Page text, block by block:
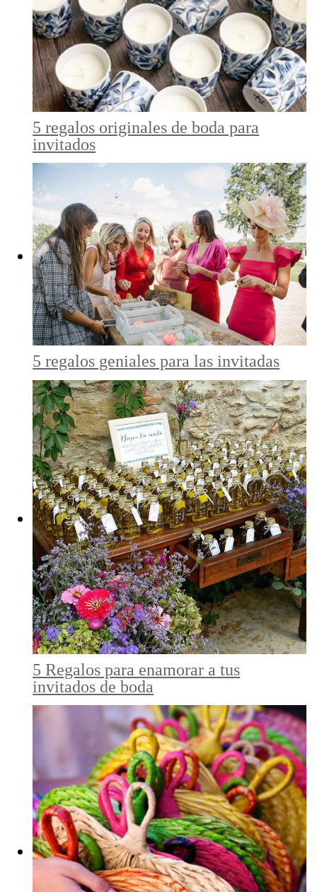
5 regalos originales de boda para
invitados
5 regalos geniales para las invitadas
5 Regalos para enamorar a tus
invitados de boda